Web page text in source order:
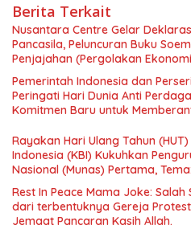
Berita Terkait
Nusantara Centre Gelar
Pancasila, Peluncuran Buku
Penjajahan (Pergolakan
Simposium Nasional “Urgensi
Nasional dan Kesejahteraan
Menuju Indonesia Emas 2045”,
Pemerintah Indonesia dan
Peringati Hari Dunia Anti
Komitmen Baru untuk
Rayakan Hari Ulang Tahun
Indonesia (KBI) Kukuhkan
Nasional (Munas) Pertama,
Pengembangan Organisasi KBI
Indonesia dan Mancanegara”.
Rest In Peace Mama Joke:
dari terbentuknya Gereja
Jemaat Pancaran Kasih Allah.